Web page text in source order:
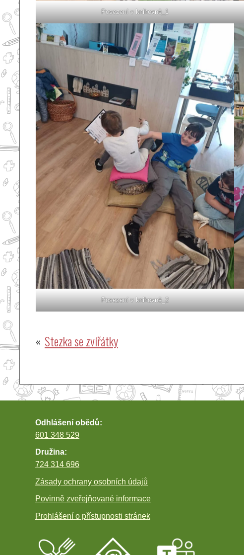
Posezení v knihovně_1
Posezení v knihovně_2
Navigace
příspěvek
Stezka se zvířátky
Odhlášení obědů:
601 348 529
Družina:
724 314 696
Zásady ochrany osobních údajů
Povinně zveřejňované informace
Prohlášení o přístupnosti stránek